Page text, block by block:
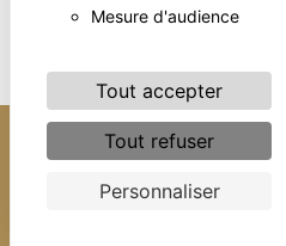
Mesure d'audience
Tout accepter
Tout refuser
Personnaliser
demandé. Nous conservons vos
de contact puis pendant la durée de
RECHERCHES
Vistalid- 2026 - Tous